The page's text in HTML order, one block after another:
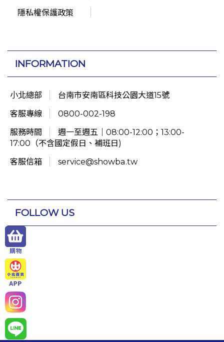
隱私權保護政策
INFORMATION
小北總部
台南市安南區科技公園大道15號
客服專線
0800-002-198
服務時間
週一至週五｜08:00-12:00；13:00-
17:00（不含國定假日、補班日)
客服信箱
service@showba.tw
FOLLOW US